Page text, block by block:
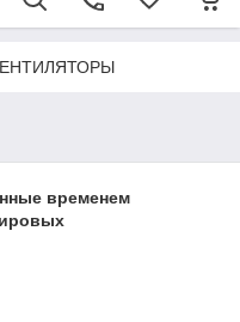
временем